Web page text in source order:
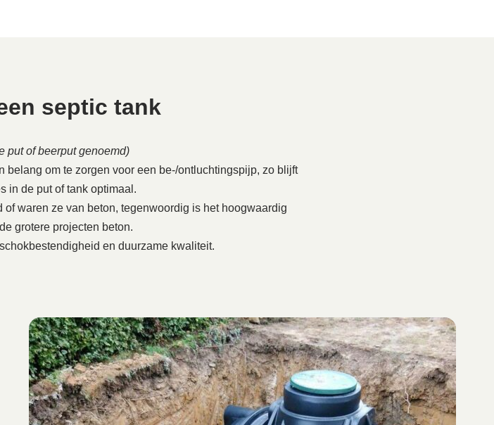
septic tank
put of beerput genoemd)
om te zorgen voor een be-/ontluchtingspijp, zo blijft
in de put of tank optimaal.
waren ze van beton, tegenwoordig is het hoogwaardig
grotere projecten beton.
en duurzame kwaliteit.